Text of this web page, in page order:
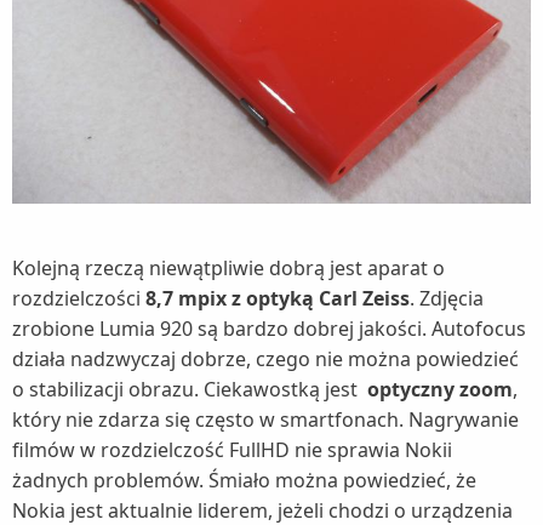
Kolejną rzeczą niewątpliwie dobrą jest aparat o
rozdzielczości 8,7 mpix z optyką Carl Zeiss. Zdjęcia
zrobione Lumia 920 są bardzo dobrej jakości. Autofocus
działa nadzwyczaj dobrze, czego nie można powiedzieć
o stabilizacji obrazu. Ciekawostką jest optyczny zoom,
który nie zdarza się często w smartfonach. Nagrywanie
filmów w rozdzielczość FullHD nie sprawia Nokii
żadnych problemów. Śmiało można powiedzieć, że
Nokia jest aktualnie liderem, jeżeli chodzi o urządzenia